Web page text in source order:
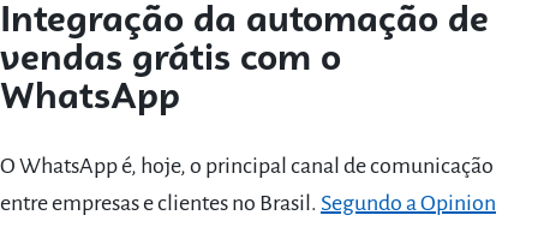
Integração da automação de
vendas grátis com o
WhatsApp
O WhatsApp é, hoje, o principal canal de comunicação
entre empresas e clientes no Brasil. Segundo a Opinion